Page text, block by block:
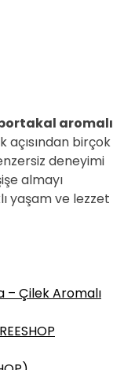
aromalı
açısından birçok
deneyimi
almayı
yaşam ve lezzet
– Çilek Aromalı